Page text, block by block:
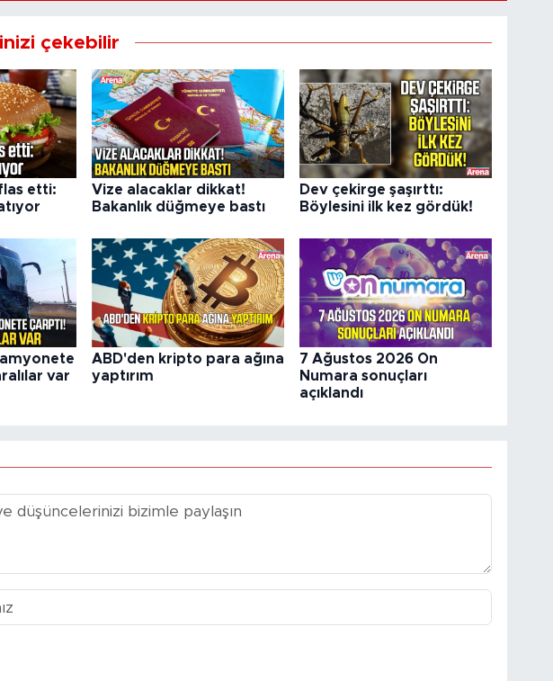
çekebilir
etti:
Vize alacaklar dikkat!
Bakanlık düğmeye bastı
Dev çekirge şaşırttı:
Böylesini ilk kez gördük!
var
ABD'den kripto para ağına
yaptırım
7 Ağustos 2026 On
Numara sonuçları
açıklandı